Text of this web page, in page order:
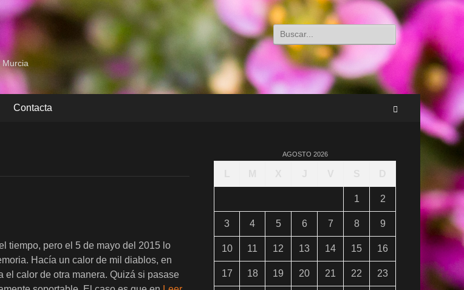
Buscar:
Contacta Buscar
tiempo, pero el 5 de mayo del 2015 lo
Hacía un calor de mil diablos, en
el calor de otra manera. Quizá si pasase
AGOSTO 2026
1 2
3 4 5 6 7 8 9
10 11 12 13 14 15 16
17 18 19 20 21 22 23